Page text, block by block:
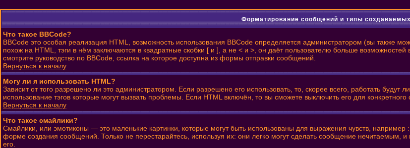
Форматирование сообщений и типы
Что такое BBCode?
BBCode это особая реализация HTML, возможность использования BBCode определяется администратором (вы также
похож на HTML, тэги в нём заключаются в квадратные скобки [ и ], а не < и >, он даёт пользователю больше
смотрите руководство по BBCode, ссылка на которое доступна из формы отправки сообщений.
Вернуться к началу
Могу ли я использовать HTML?
Зависит от того разрешено ли это администратором. Если разрешено его использовать, то, скорее всего, работать будут
использование тэгов которые могут вызвать проблемы. Если HTML включён, то вы сможете выключить его для
Вернуться к началу
Что такое смайлики?
Смайлики, или эмотиконы — это маленькие картинки, которые могут быть использованы для выражения чувств, например
форме создания сообщений. Только не перестарайтесь, используя их: они легко могут сделать сообщение
его.